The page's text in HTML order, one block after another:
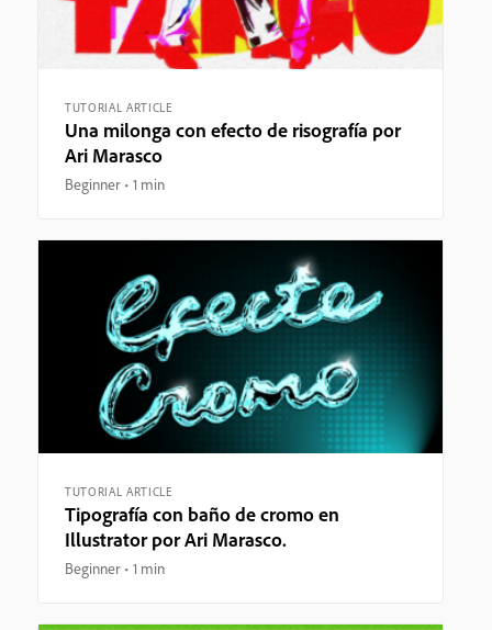
TUTORIAL ARTICLE
Una milonga con efecto de risografía por
Ari Marasco
Beginner 1 min
TUTORIAL ARTICLE
Tipografía con baño de cromo en
Illustrator por Ari Marasco.
Beginner 1 min